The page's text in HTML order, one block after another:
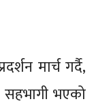
मार्च गर्दै,
भएको